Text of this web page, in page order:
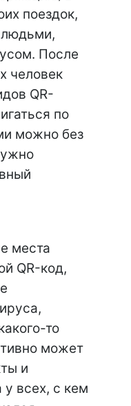
поездок,
людьми,
После
человек
QR-
по
можно без
места
QR-код,
то
может
и
у всех, с кем